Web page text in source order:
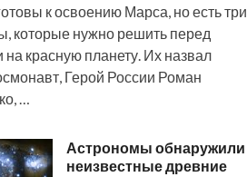
к освоению Марса, но есть три
которые нужно решить перед
на красную планету. Их назвал
Герой России Роман
…
Астрономы обнаружили
неизвестные древние